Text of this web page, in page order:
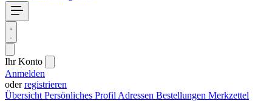
Ihr Konto
Anmelden
oderregistrieren
Übersicht Persönliches Profil Adressen Bestellungen Merkzettel